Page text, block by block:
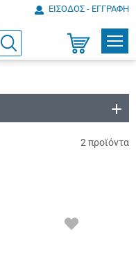
ΕΙΣΟΔΟΣ - ΕΓΓΡΑΦΗ
Αναζήτηση
Καλάθι
Αγορών
2 προϊόντα
ΠΡΟΣΘΗΚΗ